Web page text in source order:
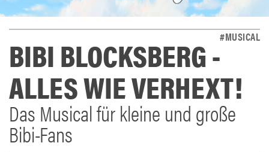
#MUSICAL
BIBI BLOCKSBERG -
ALLES WIE VERHEXT!
Das Musical für kleine und große
Bibi-Fans